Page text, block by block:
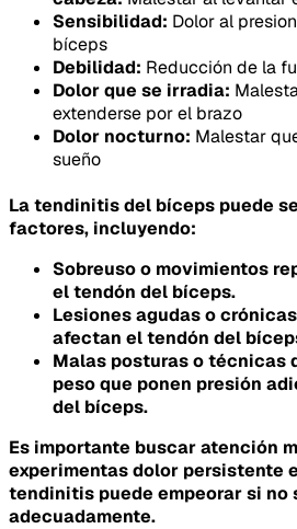
Sensibilidad: Dolor al
bíceps
Debilidad: Reducción de la
Dolor que se irradia:
extenderse por el brazo
Dolor nocturno: Malestar
sueño
La tendinitis del bíceps puede
factores, incluyendo:
Sobreuso o movimientos
el tendón del bíceps.
Lesiones agudas o
afectan el tendón del
Malas posturas o técnicas
peso que ponen presión
del bíceps.
Es importante buscar atención
experimentas dolor persistente
tendinitis puede empeorar si no
adecuadamente.